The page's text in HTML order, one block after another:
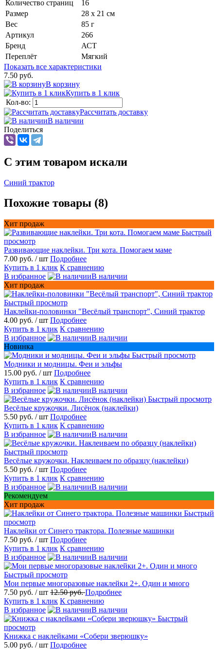
Количество страниц
16
Размер
28 х 21 см
Вес
85 г
Артикул
266
Бренд
АСТ
Переплёт
Мягкий
Показать все характеристики
7.50 руб.
В корзину
Купить в 1 клик
Кол-во:
Рассчитать доставку
В наличии
Поделиться
C этим товаром искали
Синий трактор
Похожие товары (8)
Хит продаж
Быстрый
просмотр
Развивающие наклейки. Три кота. Помогаем маме
7.00 руб. / шт Подробнее
Купить в 1 клик К сравнению
В избранное
В наличии
Хит продаж
Быстрый просмотр
Наклейки-половинки "Весёлый транспорт", Синий трактор
4.00 руб. / шт Подробнее
Купить в 1 клик К сравнению
В избранное
В наличии
Новинка
Быстрый просмотр
Модники и модницы. Феи и эльфы
15.00 руб. / шт Подробнее
Купить в 1 клик К сравнению
В избранное
В наличии
Быстрый просмотр
Весёлые кружочки. Лисёнок (наклейки)
5.50 руб. / шт Подробнее
Купить в 1 клик К сравнению
В избранное
В наличии
Быстрый просмотр
Весёлые кружочки. Наклеиваем по образцу (наклейки)
5.50 руб. / шт Подробнее
Купить в 1 клик К сравнению
В избранное
В наличии
Рекомендуем
Хит продаж
Быстрый
просмотр
Наклейки от Синего трактора. Полезные машинки
7.50 руб. / шт Подробнее
Купить в 1 клик К сравнению
В избранное
В наличии
Быстрый просмотр
Мои первые многоразовые наклейки 2+. Один и много
7.50 руб. / шт 12.50 руб.Подробнее
Купить в 1 клик К сравнению
В избранное
В наличии
Быстрый
просмотр
Книжка с наклейками «Собери зверюшку»
5.00 руб. / шт Подробнее